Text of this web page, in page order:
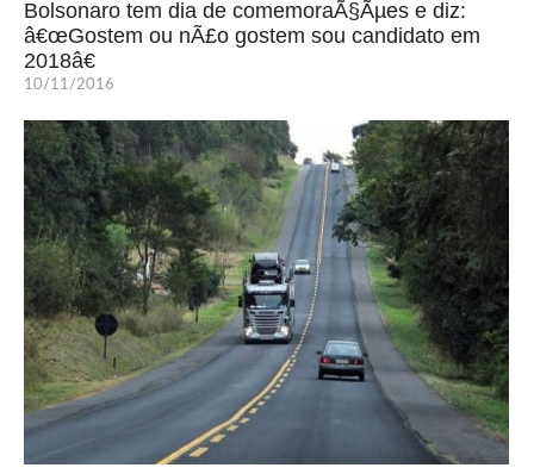
Bolsonaro tem dia de comemoraÃ§Ãµes e diz:
â€œGostem ou nÃ£o gostem sou candidato em
2018â€
10/11/2016